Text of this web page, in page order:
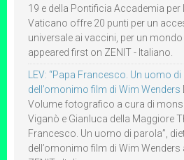
19 e della Pontificia Accademia per
Vaticano offre 20 punti per un
universale ai vaccini, per un
appeared first on ZENIT - Italiano.
LEV: “Papa Francesco. Un uomo
dell’omonimo film di Wim Wenders
Volume fotografico a cura di
Viganò e Gianluca della Maggiore
Francesco. Un uomo di parola”,
dell’omonimo film di Wim